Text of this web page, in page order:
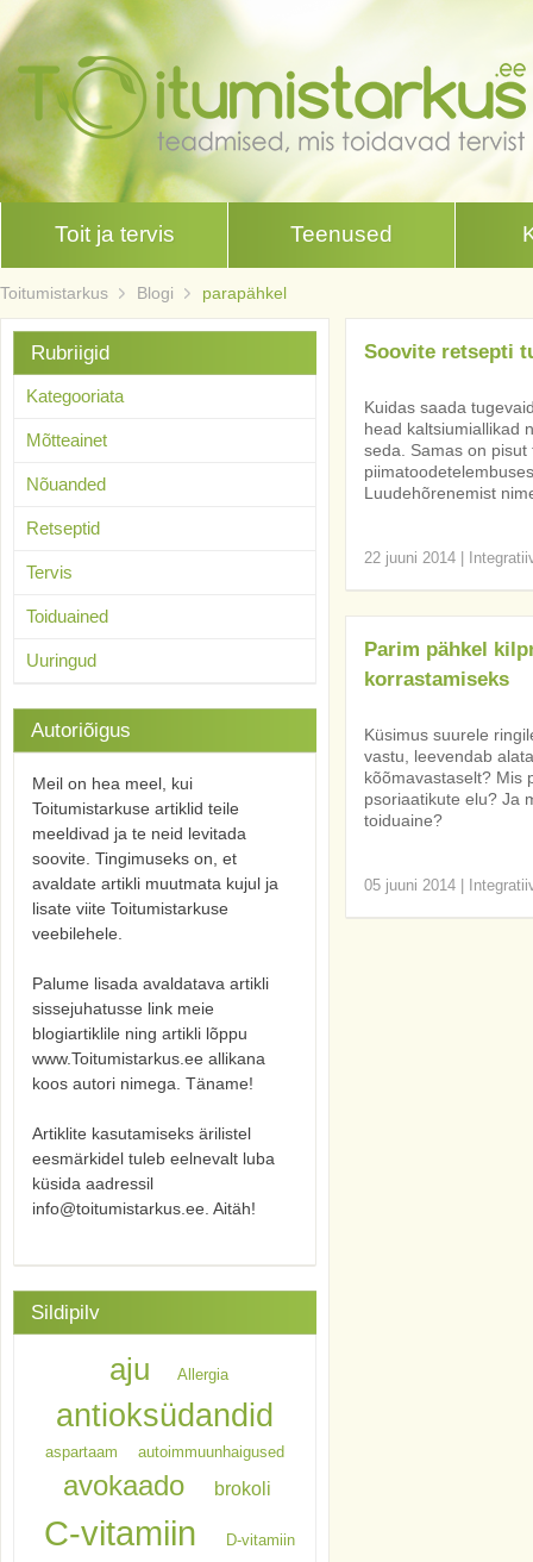
Toit ja tervis Teenused
Toitumistarkus Blogi parapähkel
Soovite retsepti
Kuidas saada
head kaltsiumiallikad
seda. Samas on
Luudehõrenemist
22 juuni 2014
Parim pähkel
korrastamiseks
Küsimus suurele
vastu, leevendab
kõõmavastaselt? Mis
psoriaatikute elu? Ja
toiduaine?
05 juuni 2014
Rubriigid
Kategooriata
Mõtteainet
Nõuanded
Retseptid
Tervis
Toiduained
Uuringud
Autoriõigus
Meil on hea meel, kui
Toitumistarkuse artiklid teile
meeldivad ja te neid levitada
soovite. Tingimuseks on, et
avaldate artikli muutmata kujul ja
lisate viite Toitumistarkuse
veebilehele.
Palume lisada avaldatava artikli
sissejuhatusse link meie
blogiartiklile ning artikli lõppu
www.Toitumistarkus.ee allikana
koos autori nimega. Täname!
Artiklite kasutamiseks ärilistel
eesmärkidel tuleb eelnevalt luba
küsida aadressil
info@toitumistarkus.ee. Aitäh!
Sildipilv
aju Allergia
antioksüdandid
aspartaam autoimmuunhaigused
avokaado brokoli
C-vitamiin D-vitamiin